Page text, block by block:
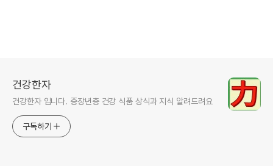
건강한자
건강한자 입니다. 중장년층 건강 식품 상식과 지식 알려드려요
구독하기